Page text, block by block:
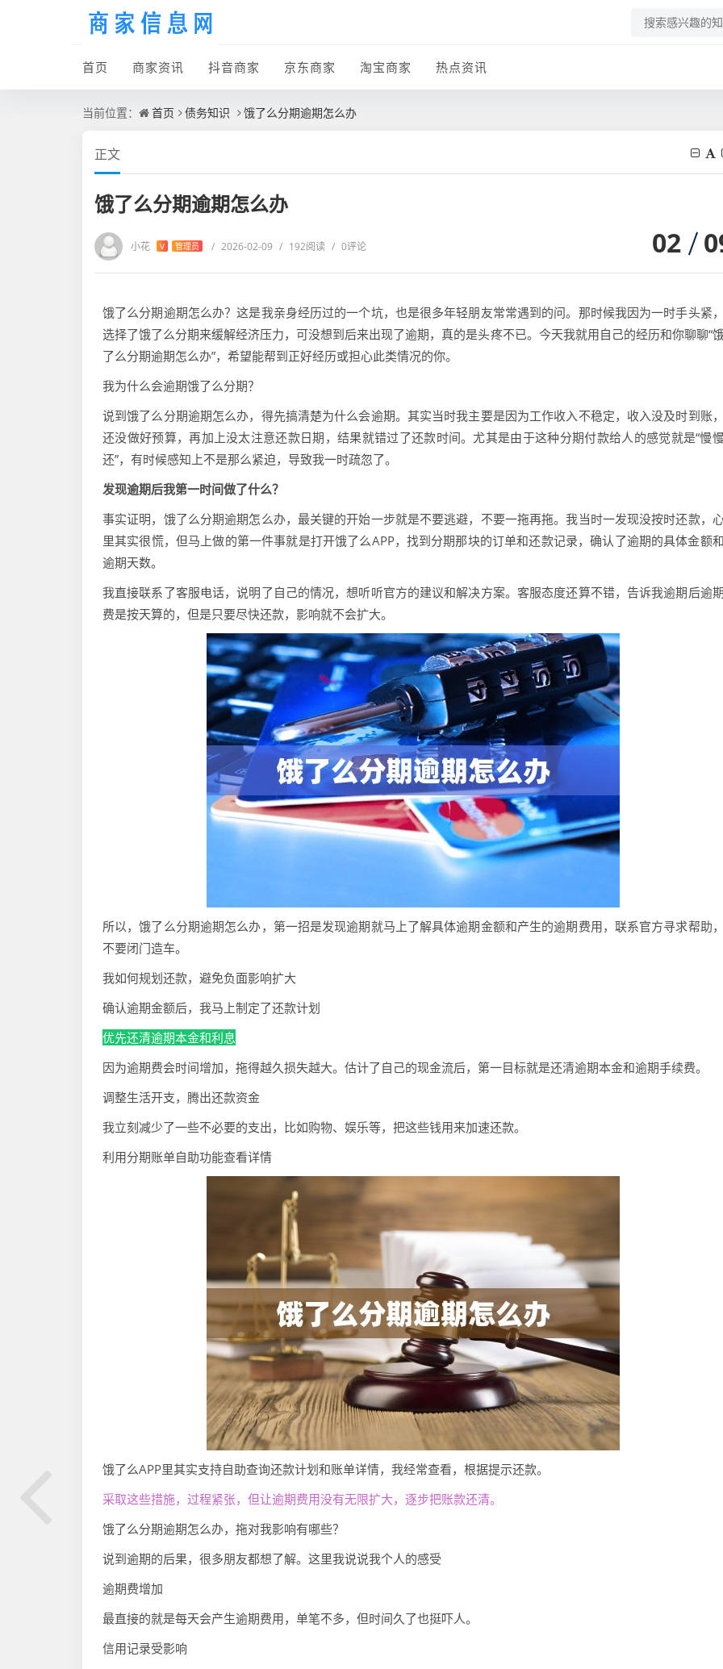
首页 商家资讯 抖音商家 京东商家 淘宝商家 热点资讯
当前位置： 首页 债务知识 饿了么分期逾期怎么办
正文
饿了么分期逾期怎么办
小花 V 管理员 / 2026-02-09 / 192阅读 / 0评论 02
饿了么分期逾期怎么办？这是我亲身经历过的一个坑，也是很多年轻朋友常常遇到的问。那时候我因为一时手头紧
选择了饿了么分期来缓解经济压力，可没想到后来出现了逾期，真的是头疼不已。今天我就用自己的经历和你聊聊“
了么分期逾期怎么办”，希望能帮到正好经历或担心此类情况的你。
我为什么会逾期饿了么分期？
说到饿了么分期逾期怎么办，得先搞清楚为什么会逾期。其实当时我主要是因为工作收入不稳定，收入没及时到账
还没做好预算，再加上没太注意还款日期，结果就错过了还款时间。尤其是由于这种分期付款给人的感觉就是“慢
还”，有时候感知上不是那么紧迫，导致我一时疏忽了。
发现逾期后我第一时间做了什么？
事实证明，饿了么分期逾期怎么办，最关键的开始一步就是不要逃避，不要一拖再拖。我当时一发现没按时还款，
里其实很慌，但马上做的第一件事就是打开饿了么APP，找到分期那块的订单和还款记录，确认了逾期的具体金额
逾期天数。
我直接联系了客服电话，说明了自己的情况，想听听官方的建议和解决方案。客服态度还算不错，告诉我逾期后逾
费是按天算的，但是只要尽快还款，影响就不会扩大。
所以，饿了么分期逾期怎么办，第一招是发现逾期就马上了解具体逾期金额和产生的逾期费用，联系官方寻求帮助
不要闭门造车。
我如何规划还款，避免负面影响扩大
确认逾期金额后，我马上制定了还款计划
优先还清逾期本金和利息
因为逾期费会时间增加，拖得越久损失越大。估计了自己的现金流后，第一目标就是还清逾期本金和逾期手续费。
调整生活开支，腾出还款资金
我立刻减少了一些不必要的支出，比如购物、娱乐等，把这些钱用来加速还款。
利用分期账单自助功能查看详情
饿了么APP里其实支持自助查询还款计划和账单详情，我经常查看，根据提示还款。
采取这些措施，过程紧张，但让逾期费用没有无限扩大，逐步把账款还清。
饿了么分期逾期怎么办，拖对我影响有哪些？
说到逾期的后果，很多朋友都想了解。这里我说说我个人的感受
逾期费增加
最直接的就是每天会产生逾期费用，单笔不多，但时间久了也挺吓人。
信用记录受影响